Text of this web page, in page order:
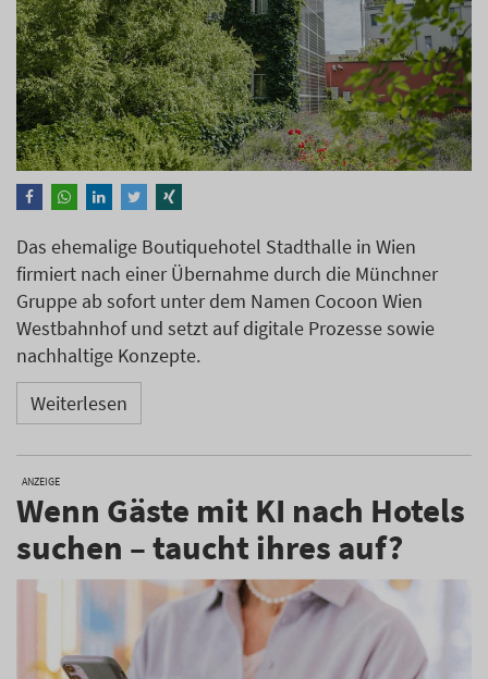
Das ehemalige Boutiquehotel Stadthalle in Wien
firmiert nach einer Übernahme durch die Münchner
Gruppe ab sofort unter dem Namen Cocoon Wien
Westbahnhof und setzt auf digitale Prozesse sowie
nachhaltige Konzepte.
Weiterlesen
ANZEIGE
Wenn Gäste mit KI nach Hotels
suchen – taucht ihres auf?